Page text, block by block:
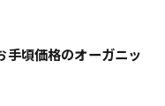
手頃価格のオーガニッ